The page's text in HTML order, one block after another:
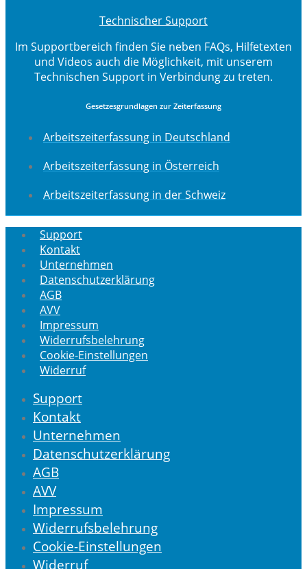
Technischer Support
Im Supportbereich finden Sie neben FAQs, Hilfetexten
und Videos auch die Möglichkeit, mit unserem
Technischen Support in Verbindung zu treten.
Gesetzesgrundlagen zur Zeiterfassung
Arbeitszeiterfassung in Deutschland
Arbeitszeiterfassung in Österreich
Arbeitszeiterfassung in der Schweiz
Support
Kontakt
Unternehmen
Datenschutzerklärung
AGB
AVV
Impressum
Widerrufsbelehrung
Cookie-Einstellungen
Widerruf
Support
Kontakt
Unternehmen
Datenschutzerklärung
AGB
AVV
Impressum
Widerrufsbelehrung
Cookie-Einstellungen
Widerruf